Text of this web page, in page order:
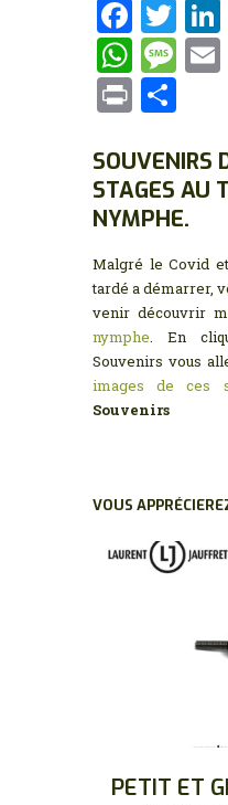
F
a
ce
b
o
o
k
T
w
it
r
W
h
at
s
A
p
p
M
a
g
e
P
ntta
g
er
SOUVENIRS
STAGES AU
NYMPHE.
Malgré le Covid
tardé a démarrer,
venir découvrir
nymphe. En
Souvenirs vous
images de ces
Souvenirs
VOUS
PETIT ET